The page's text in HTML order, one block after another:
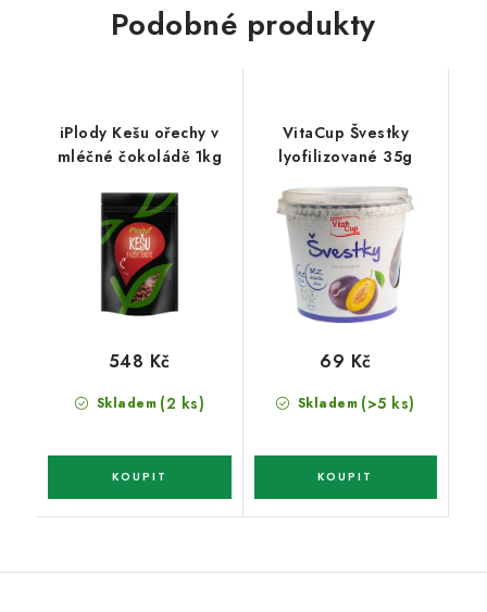
Podobné produkty
iPlody Kešu ořechy v
mléčné čokoládě 1kg
Skladem (2 ks)
548 Kč
VitaCup Švestky
lyofilizované 35g
Skladem (>5 ks)
69 Kč